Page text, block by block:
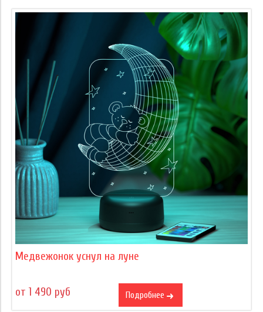
Медвежонок уснул на луне
от 1 490 руб Подробнее